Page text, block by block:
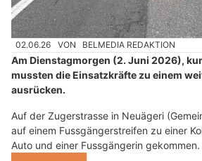
02.06.26 VON BELMEDIA REDAKTION
Am Dienstagmorgen (2. Juni 2026),
mussten die Einsatzkräfte zu einem
ausrücken.
Auf der Zugerstrasse in Neuägeri
auf einem Fussgängerstreifen zu einer
Auto und einer Fussgängerin gekommen.